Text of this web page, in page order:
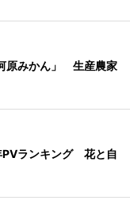
原みかん」 生産農家
ランキング 花と自